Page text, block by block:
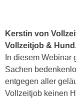
Kerstin von
Vollzeitjob &
In diesem Webinar
Sachen
entgegen aller
Vollzeitjob keinen